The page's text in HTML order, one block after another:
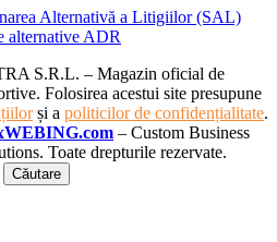
Alternativă a Litigiilor (SAL)
alternative ADR
S.R.L. – Magazin oficial de
Folosirea acestui site presupune
și a politicilor de confidențialitate.
– Custom Business
Toate drepturile rezervate.
Căutare